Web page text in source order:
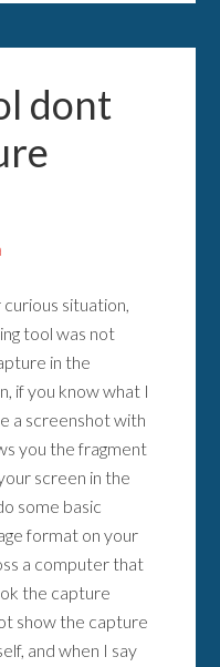
dont
situation,
tool was not
in the
if you know what I
a screenshot with
you the fragment
screen in the
some basic
format on your
a computer that
the capture
show the capture
and when I say